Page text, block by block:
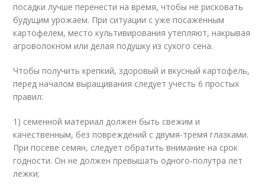
посадки лучше перенести на время, чтобы не рисковать
будущим урожаем. При ситуации с уже посаженным
картофелем, место культивирования утепляют, накрывая
агроволокном или делая подушку из сухого сена.
Чтобы получить крепкий, здоровый и вкусный картофель,
перед началом выращивания следует учесть 6 простых
правил:
1) семенной материал должен быть свежим и
качественным, без повреждений с двумя-тремя глазками.
При посеве семян, следует обратить внимание на срок
годности. Он не должен превышать одного-полутра лет
лежки;